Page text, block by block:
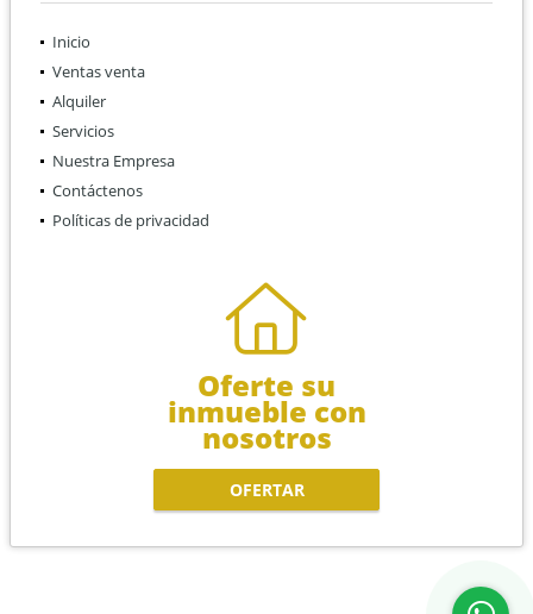
Inicio
Ventas venta
Alquiler
Servicios
Nuestra Empresa
Contáctenos
Políticas de privacidad
Oferte su
inmueble con
nosotros
OFERTAR